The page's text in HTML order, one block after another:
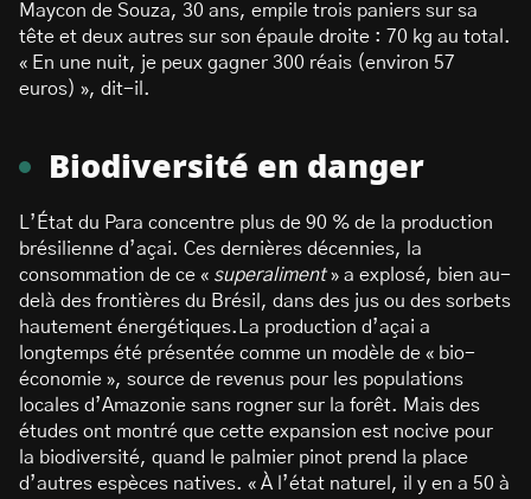
Maycon de Souza, 30 ans, empile trois paniers sur sa
tête et deux autres sur son épaule droite : 70 kg au total.
« En une nuit, je peux gagner 300 réais (environ 57
euros) », dit-il.
Biodiversité en danger
L’État du Para concentre plus de 90 % de la production
brésilienne d’açai. Ces dernières décennies, la
consommation de ce « superaliment» a explosé, bien au-
delà des frontières du Brésil, dans des jus ou des sorbets
hautement énergétiques.La production d’açai a
longtemps été présentée comme un modèle de « bio-
économie », source de revenus pour les populations
locales d’Amazonie sans rogner sur la forêt. Mais des
études ont montré que cette expansion est nocive pour
la biodiversité, quand le palmier pinot prend la place
d’autres espèces natives. « À l’état naturel, il y en a 50 à